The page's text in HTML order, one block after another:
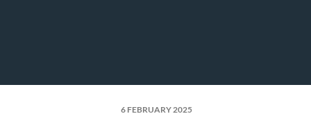
6 FEBRUARY 2025